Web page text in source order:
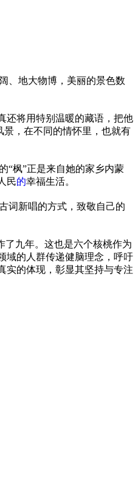
、地大物博，美丽的景色数
还将用特别温暖的藏语，把他
，在不同的情怀里，也就有
“枫”正是来自她的家乡内蒙
民的幸福生活。
词新唱的方式，致敬自己的
了九年。这也是六个核桃作为
域的人群传递健脑理念，呼吁
实的体现，彰显其坚持与专注